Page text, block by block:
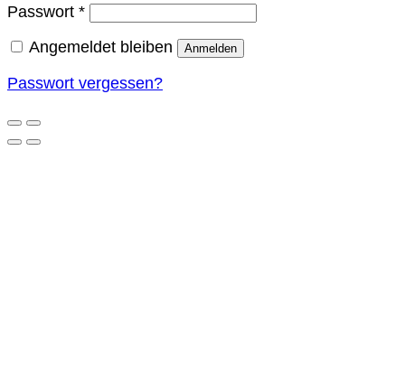
Passwort *Erforderlich
Angemeldet bleiben Anmelden
Passwort vergessen?